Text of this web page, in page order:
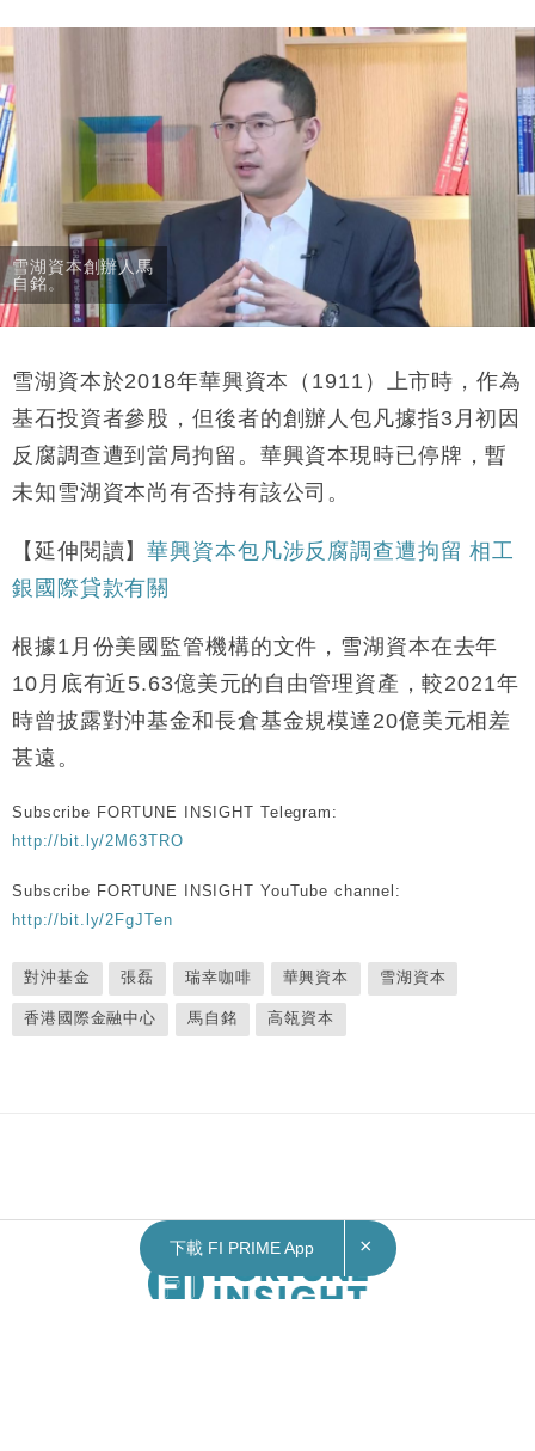
雪湖資本創辦人馬
自銘。
雪湖資本於2018年華興資本（1911）上市時，作為
基石投資者參股，但後者的創辦人包凡據指3月初因
反腐調查遭到當局拘留。華興資本現時已停牌，暫
未知雪湖資本尚有否持有該公司。
【延伸閱讀】華興資本包凡涉反腐調查遭拘留 相工
銀國際貸款有關
根據1月份美國監管機構的文件，雪湖資本在去年
10月底有近5.63億美元的自由管理資產，較2021年
時曾披露對沖基金和長倉基金規模達20億美元相差
甚遠。
Subscribe FORTUNE INSIGHT Telegram:
http://bit.ly/2M63TRO
Subscribe FORTUNE INSIGHT YouTube channel:
http://bit.ly/2FgJTen
對沖基金 張磊 瑞幸咖啡 華興資本 雪湖資本
香港國際金融中心 馬自銘 高瓴資本
下載 FI PRIME App ×